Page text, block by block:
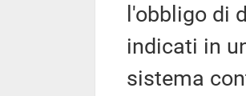
l'obbligo di
indicati in
sistema